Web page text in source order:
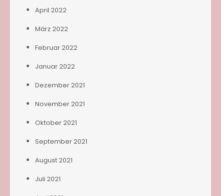
April 2022
März 2022
Februar 2022
Januar 2022
Dezember 2021
November 2021
Oktober 2021
September 2021
August 2021
Juli 2021